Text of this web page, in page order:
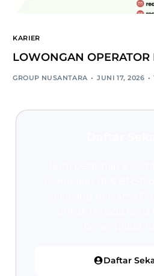
KARIER
LOWONGAN OPERATOR
GROUP NUSANTARA JUNI 17, 2026
Daftar